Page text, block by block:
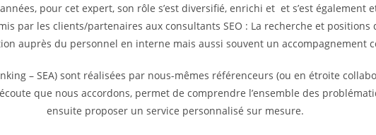
pour cet expert, son rôle s’est diversifié, enrichi et et s’est
par les clients/partenaires aux consultants SEO : La recherche et
auprès du personnel en interne mais aussi souvent un accompagnement
– SEA) sont réalisées par nous-mêmes référenceurs (ou en étroite
que nous accordons, permet de comprendre l’ensemble des
ensuite proposer un service personnalisé sur mesure.